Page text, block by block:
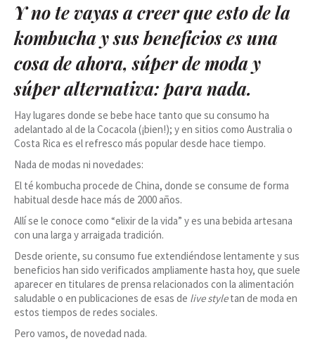
Y no te vayas a creer que esto de la
kombucha y sus beneficios es una
cosa de ahora, súper de moda y
súper alternativa: para nada.
Hay lugares donde se bebe hace tanto que su consumo ha
adelantado al de la Cocacola (¡bien!); y en sitios como Australia o
Costa Rica es el refresco más popular desde hace tiempo.
Nada de modas ni novedades:
El té kombucha procede de China, donde se consume de forma
habitual desde hace más de 2000 años.
Allí se le conoce como “elixir de la vida” y es una bebida artesana
con una larga y arraigada tradición.
Desde oriente, su consumo fue extendiéndose lentamente y sus
beneficios han sido verificados ampliamente hasta hoy, que suele
aparecer en titulares de prensa relacionados con la alimentación
saludable o en publicaciones de esas de live styletan de moda en
estos tiempos de redes sociales.
Pero vamos, de novedad nada.